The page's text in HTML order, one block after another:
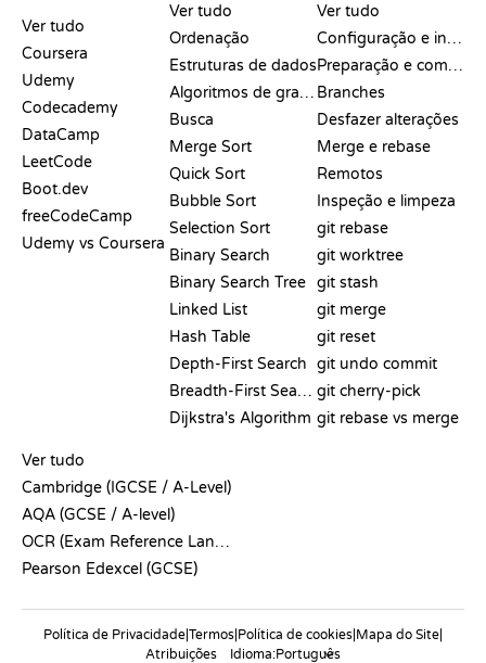
Ver tudo
Coursera
Udemy
Codecademy
DataCamp
LeetCode
Boot.dev
freeCodeCamp
Udemy vs Coursera
Ver tudo
Ordenação
Estruturas de dados
Algoritmos de grafos
Busca
Merge Sort
Quick Sort
Bubble Sort
Selection Sort
Binary Search
Binary Search Tree
Linked List
Hash Table
Depth-First Search
Breadth-First Search
Dijkstra's Algorithm
Ver tudo
Configuração e início
Preparação e commit
Branches
Desfazer alterações
Merge e rebase
Remotos
Inspeção e limpeza
git rebase
git worktree
git stash
git merge
git reset
git undo commit
git cherry-pick
git rebase vs merge
Ver tudo
Cambridge (IGCSE / A-Level)
AQA (GCSE / A-level)
OCR (Exam Reference Language)
Pearson Edexcel (GCSE)
Política de Privacidade|Termos|Política de cookies|Mapa do Site|
Atribuições
Idioma: